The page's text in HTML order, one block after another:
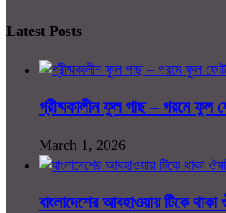
Latest Posts
গ্রীষ্মকালীন ফুল গাছ – গরমে ফুল
March 1, 2026
বাংলাদেশের আবহাওয়ায় টিকে থাকা